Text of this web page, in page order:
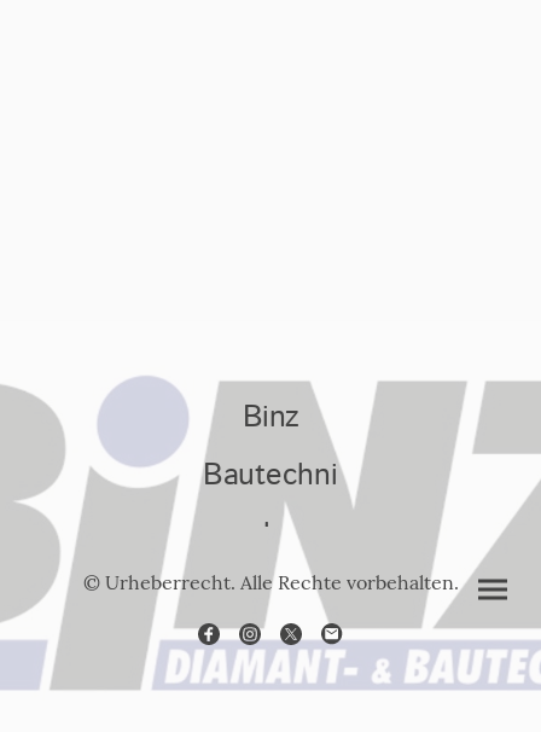
Binz
Bautechni
k
© Urheberrecht. Alle Rechte vorbehalten.